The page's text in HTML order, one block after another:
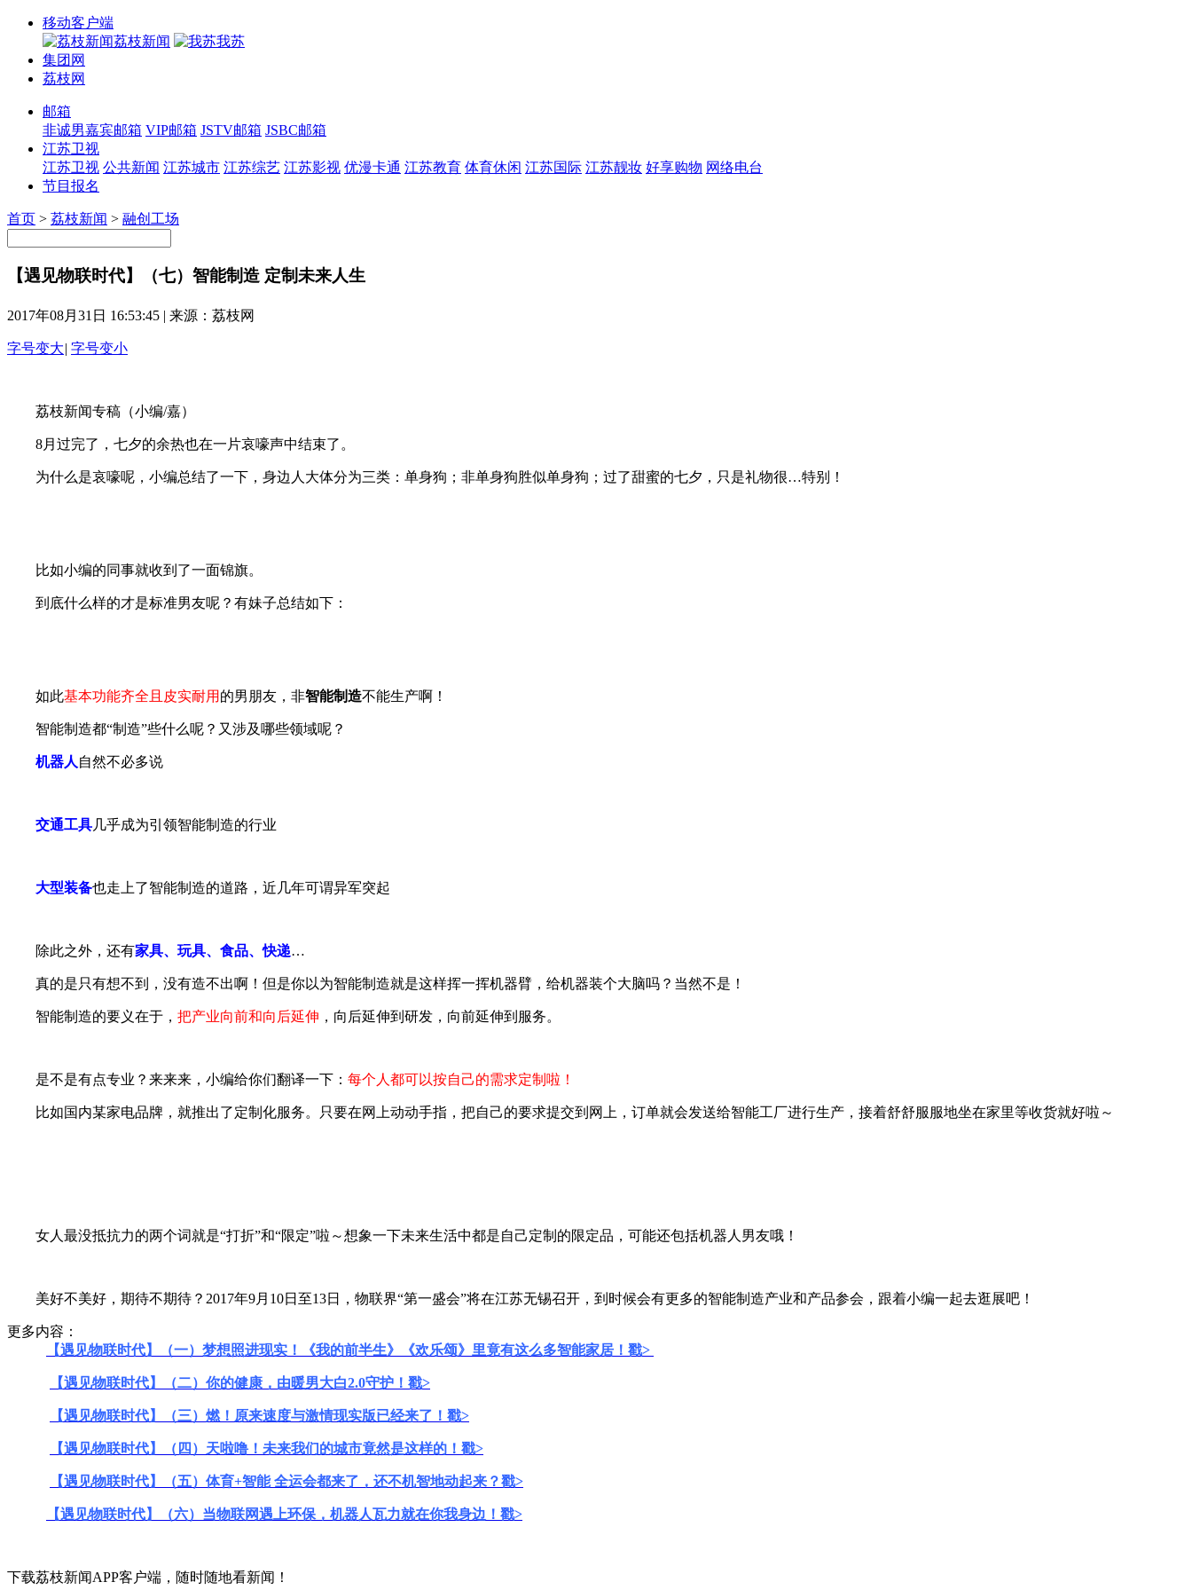
移动客户端
荔枝新闻
我苏
集团网
荔枝网
邮箱
非诚男嘉宾邮箱 VIP邮箱 JSTV邮箱 JSBC邮箱
江苏卫视
江苏卫视 公共新闻 江苏城市 江苏综艺 江苏影视 优漫卡通 江苏教育 体育休闲 江苏国际 江苏靓妆 好享购物 网络电台
节目报名
首页 > 荔枝新闻 > 融创工场
【遇见物联时代】（七）智能制造 定制未来人生
2017年08月31日 16:53:45 | 来源：荔枝网
字号变大| 字号变小
荔枝新闻专稿（小编/嘉）
8月过完了，七夕的余热也在一片哀嚎声中结束了。
为什么是哀嚎呢，小编总结了一下，身边人大体分为三类：单身狗；非单身狗胜似单身狗；过了甜蜜的七夕，只是礼物很…特别！
比如小编的同事就收到了一面锦旗。
到底什么样的才是标准男友呢？有妹子总结如下：
如此基本功能齐全且皮实耐用 的男朋友，非智能制造不能生产啊！
智能制造都“制造”些什么呢？又涉及哪些领域呢？
机器人 自然不必多说
交通工具几乎成为引领智能制造的行业
大型装备也走上了智能制造的道路，近几年可谓异军突起
除此之外，还有家具、玩具、食品、快递…
真的是只有想不到，没有造不出啊！但是你以为智能制造就是这样挥一挥机器臂，给机器装个大脑吗？当然不是 ！
智能制造的要义在于， 把产业向前和向后延伸 ，向后延伸到研发，向前延伸到服务。
是不是有点专业？来来来，小编给你们翻译一下： 每个人都可以按自己的需求定制啦！
比如国内某家电品牌，就推出了定制化服务。只要在网上动动手指，把自己的要求提交到网上，订单就会发送给智能工厂进行生产，接着舒舒服服地坐在家里等收货就好啦～
女人最没抵抗力的两个词就是“打折”和“限定”啦～想象一下未来生活中都是自己定制的限定品，可能还包括机器人男友哦！
美好不美好，期待不期待？ 2017年9月10日至13日， 物联界“第一盛会”将在江苏无锡召开，到时候会有更多的智能制造产业和产品参会，跟着小编一起去逛展吧！
更多内容：
【遇见物联时代】（一）梦想照进现实！《我的前半生》《欢乐颂》里竟有这么多智能家居！戳>
【遇见物联时代】（二）你的健康，由暖男大白2.0守护！戳>
【遇见物联时代】（三）燃！原来速度与激情现实版已经来了！戳>
【遇见物联时代】（四）天啦噜！未来我们的城市竟然是这样的！戳>
【遇见物联时代】（五）体育+智能 全运会都来了，还不机智地动起来？戳>
【遇见物联时代】（六）当物联网遇上环保，机器人瓦力就在你我身边！戳>
下载荔枝新闻APP客户端，随时随地看新闻！